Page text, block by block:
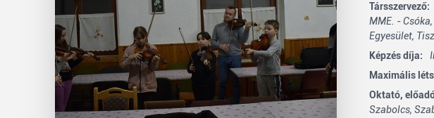
Társszervező:
MME. - Csóka,
Egyesület,
Képzés díja:
Maximális
Oktató,
Szabolcs,